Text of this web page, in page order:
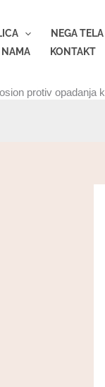
NEGA TELA
NAMA KONTAKT
protiv opadanja